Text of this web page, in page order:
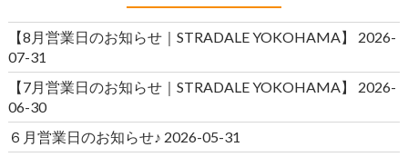
【8月営業日のお知らせ｜STRADALE YOKOHAMA】
2026-
07-31
【7月営業日のお知らせ｜STRADALE YOKOHAMA】
2026-
06-30
６月営業日のお知らせ♪ 2026-05-31